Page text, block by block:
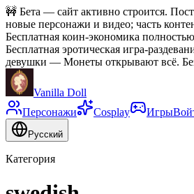
🚧 Бета — сайт активно строится.
новые персонажи и видео; часть
Бесплатная коин-экономика полностью
Бесплатная эротическая игра-
девушки — Монеты открывают всё.
Vanilla Doll
Персонажи
Cosplay Игры
Русский
Категория